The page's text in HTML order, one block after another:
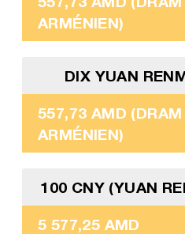
ARMÉNIEN)
DIX YUAN
557,73 AMD (DRAM
ARMÉNIEN)
100 CNY (YUAN
5 577,25 AMD